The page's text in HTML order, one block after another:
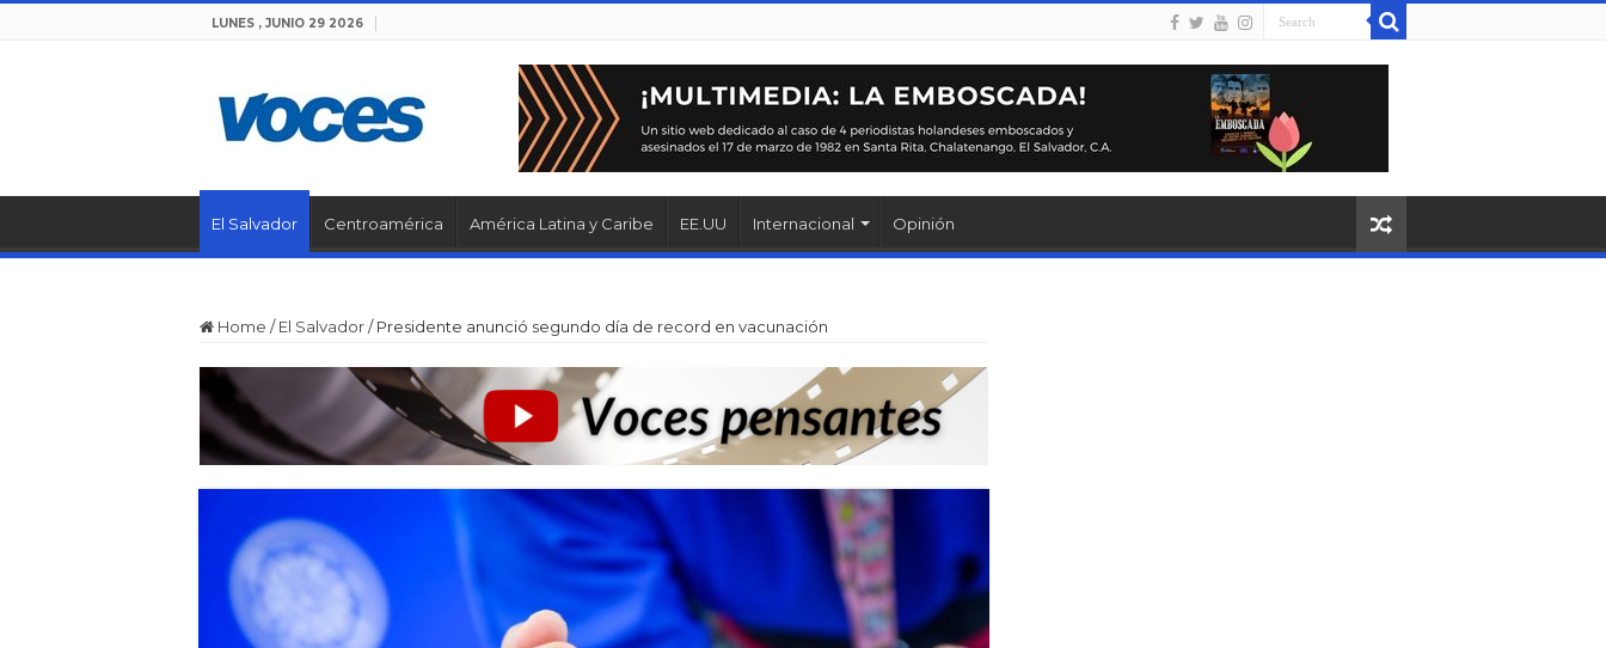
LUNES , JUNIO 29 2026
El Salvador Centroamérica América Latina y Caribe EE.UU Internacional Opinión
Home / El Salvador/ Presidente anunció segundo día de record en vacunación